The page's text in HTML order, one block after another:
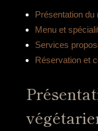
Présentation du
Menu et
Services
Réservation et